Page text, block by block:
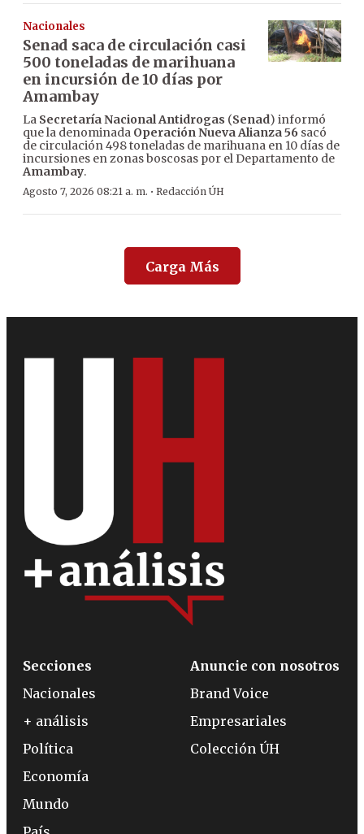
Nacionales
Senad saca de circulación casi
500 toneladas de marihuana
en incursión de 10 días por
Amambay
La Secretaría Nacional Antidrogas (Senad) informó
que la denominada Operación Nueva Alianza 56 sacó
de circulación 498 toneladas de marihuana en 10 días de
incursiones en zonas boscosas por el Departamento de
Amambay.
Agosto 7, 2026 08:21 a. m. · Redacción ÚH
Carga Más
Secciones
Nacionales
+ análisis
Política
Economía
Mundo
Anuncie con nosotros
Brand Voice
Empresariales
Colección ÚH